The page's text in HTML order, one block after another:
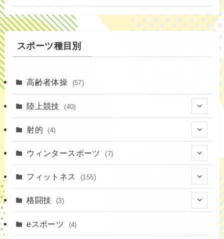
スポーツ種目別
高齢者体操 (57)
陸上競技 (40)
(2)
射的 (4)
(4)
ウィンタースポーツ (7)
(7)
フィットネス (155)
(16)
格闘技 (3)
(3)
eスポーツ (4)